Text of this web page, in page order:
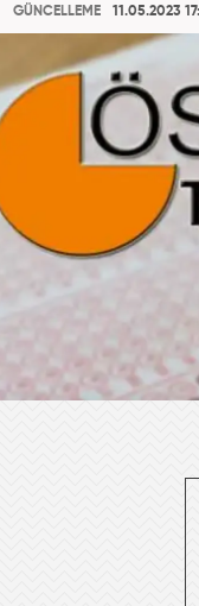
GÜNCELLEME
11.05.2023